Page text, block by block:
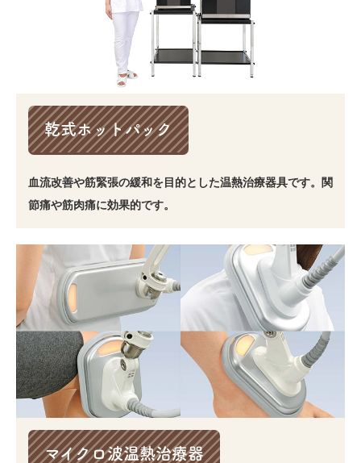
乾式ホットパック
血流改善や筋緊張の緩和を目的とした温熱治療器具です。関
節痛や筋肉痛に効果的です。
マイクロ波温熱治療器